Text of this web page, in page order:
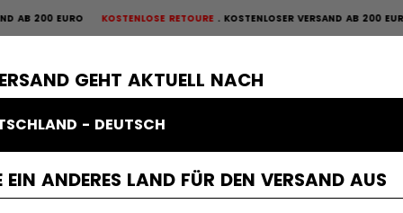
GEHT AKTUELL NACH
- DEUTSCH
EIN ANDERES LAND FÜR DEN VERSAND AUS
RETOURE KOSTENLOSER VERSAND AB 200 EUROKOSTENLOSE
SCHUTZAUSRÜSTUNG TORWART BEKLEIDUNG